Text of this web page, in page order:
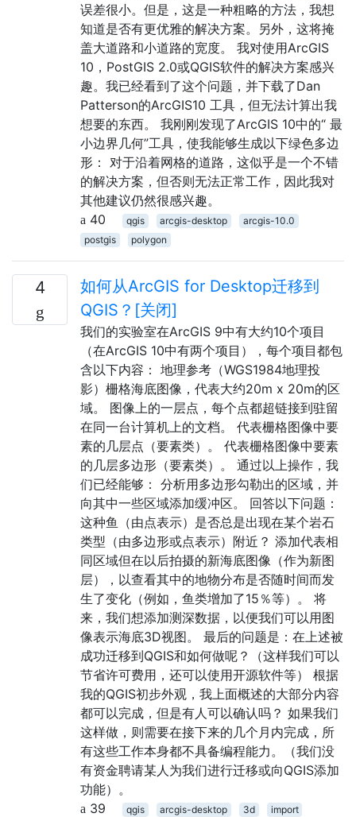
误差很小。但是，这是一种粗略的方法，我想
知道是否有更优雅的解决方案。另外，这将掩
盖大道路和小道路的宽度。 我对使用ArcGIS
10，PostGIS 2.0或QGIS软件的解决方案感兴
趣。我已经看到了这个问题，并下载了Dan
Patterson的ArcGIS10 工具，但无法计算出我
想要的东西。 我刚刚发现了ArcGIS 10中的“ 最
小边界几何”工具，使我能够生成以下绿色多边
形： 对于沿着网格的道路，这似乎是一个不错
的解决方案，但否则无法正常工作，因此我对
其他建议仍然很感兴趣。
40
qgis arcgis-desktop
arcgis-10.0
postgis
polygon
4
如何从ArcGIS for Desktop迁移到
QGIS？[关闭]
我们的实验室在ArcGIS 9中有大约10个项目
（在ArcGIS 10中有两个项目），每个项目都包
含以下内容： 地理参考（WGS1984地理投
影）栅格海底图像，代表大约20m x 20m的区
域。 图像上的一层点，每个点都超链接到驻留
在同一台计算机上的文档。 代表栅格图像中要
素的几层点（要素类）。 代表栅格图像中要素
的几层多边形（要素类）。 通过以上操作，我
们已经能够： 分析用多边形勾勒出的区域，并
向其中一些区域添加缓冲区。 回答以下问题：
这种鱼（由点表示）是否总是出现在某个岩石
类型（由多边形或点表示）附近？ 添加代表相
同区域但在以后拍摄的新海底图像（作为新图
层），以查看其中的地物分布是否随时间而发
生了变化（例如，鱼类增加了15％等）。 将
来，我们想添加测深数据，以便我们可以用图
像表示海底3D视图。 最后的问题是：在上述被
成功迁移到QGIS和如何做呢？（这样我们可以
节省许可费用，还可以使用开源软件等） 根据
我的QGIS初步外观，我上面概述的大部分内容
都可以完成，但是有人可以确认吗？ 如果我们
这样做，则需要在接下来的几个月内完成，所
有这些工作本身都不具备编程能力。（我们没
有资金聘请某人为我们进行迁移或向QGIS添加
功能）。
39
qgis arcgis-desktop 3d
import